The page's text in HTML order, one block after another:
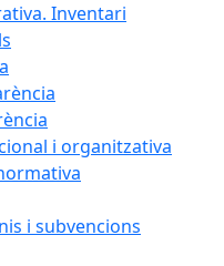
Inventari
i organitzativa
i subvencions